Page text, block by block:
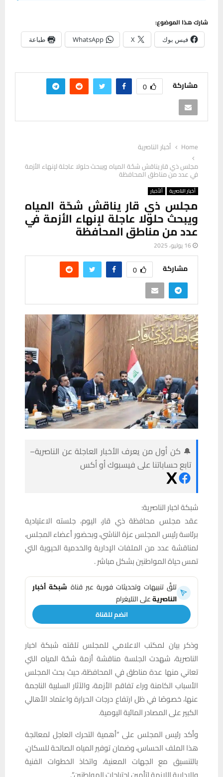
شارك هذا الموضوع:
فيس بوك X
WhatsApp طباعة
مشاركة 0
Home
أخبار الناصرية
مجلس ذي قار يناقش شحّة المياه ويبحث حلولا عاجلة لإنهاء الأزمة
في عدد من مناطق المحافظة
أخبار الناصرية ألأخبار
مجلس ذي قار يناقش شحّة المياه
ويبحث حلولا عاجلة لإنهاء الأزمة في
عدد من مناطق المحافظة
16 يوليو، 2025
مشاركة 0
🔔 كن أول من يعرف الأخبار العاجلة عن الناصرية–
تابع حساباتنا على فيسبوك أو أكس
شبكة اخبار الناصرية:
عقد مجلس محافظة ذي قار، اليوم، جلسته الاعتيادية
برئاسة رئيس المجلس عزة الناشي، وبحضور أعضاء المجلس،
لمناقشة عدد من الملفات الإدارية والخدمية الحيوية التي
تمس حياة المواطنين بشكل مباشر .
تلقَّ تنبيهات وتحديثات فورية عبر قناة شبكة أخبار
الناصريةعلى التليغرام
انضم للقناة
وذكر بيان لمكتب الاعلامي للمجلس تلقته شبكة اخبار
الناصرية، شهدت الجلسة مناقشة أزمة شحّة المياه التي
تعاني منها عدة مناطق في المحافظة، حيث بحث المجلس
الأسباب الكامنة وراء تفاقم الأزمة، والآثار السلبية الناجمة
عنها، خصوصًا في ظل ارتفاع درجات الحرارة واعتماد الأهالي
الكبير على المصادر المائية اليومية.
وأكد رئيس المجلس على “أهمية التحرك العاجل لمعالجة
هذا الملف الحساس، وضمان توفير المياه الصالحة للسكان،
بالتنسيق مع الجهات المعنية، واتخاذ الخطوات الفنية